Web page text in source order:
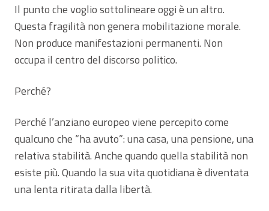
Il punto che voglio sottolineare oggi è un altro.
Questa fragilità non genera mobilitazione morale.
Non produce manifestazioni permanenti. Non
occupa il centro del discorso politico.
Perché?
Perché l’anziano europeo viene percepito come
qualcuno che “ha avuto”: una casa, una pensione, una
relativa stabilità. Anche quando quella stabilità non
esiste più. Quando la sua vita quotidiana è diventata
una lenta ritirata dalla libertà.